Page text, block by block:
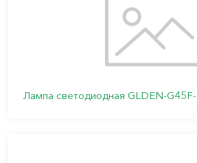
Лампа светодиодная GLDEN-